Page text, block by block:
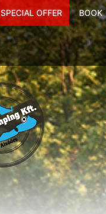
SPECIAL OFFER BOOK